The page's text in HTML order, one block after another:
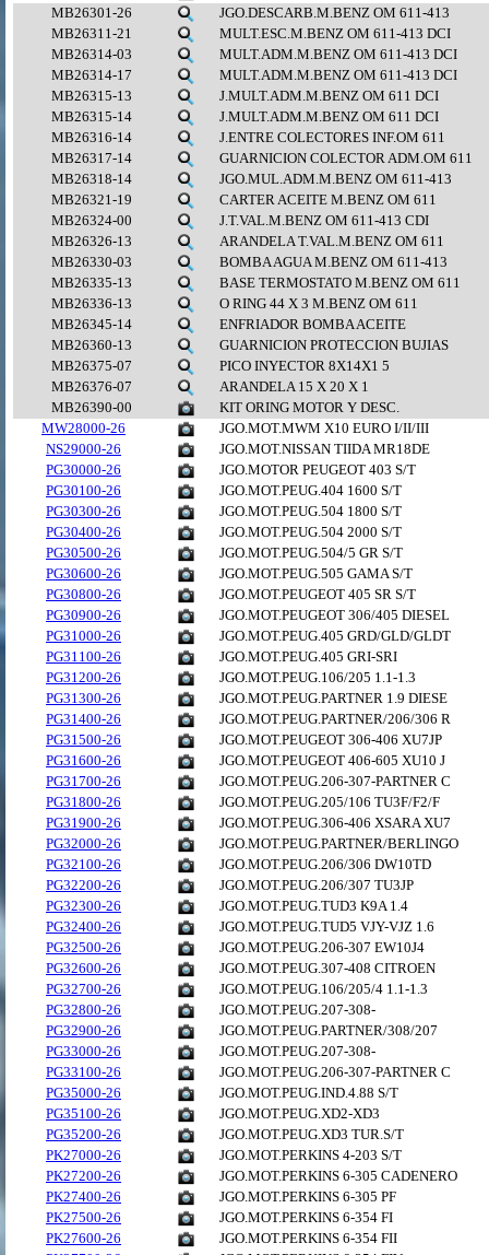
MB26301-26
JGO.DESCARB.M.BENZ OM 611-413
MB26311-21
MULT.ESC.M.BENZ OM 611-413 DCI
MB26314-03
MULT.ADM.M.BENZ OM 611-413 DCI
MB26314-17
MULT.ADM.M.BENZ OM 611-413 DCI
MB26315-13
J.MULT.ADM.M.BENZ OM 611 DCI
MB26315-14
J.MULT.ADM.M.BENZ OM 611 DCI
MB26316-14
J.ENTRE COLECTORES INF.OM 611
MB26317-14
GUARNICION COLECTOR ADM.OM 611
MB26318-14
JGO.MUL.ADM.M.BENZ OM 611-413
MB26321-19
CARTER ACEITE M.BENZ OM 611
MB26324-00
J.T.VAL.M.BENZ OM 611-413 CDI
MB26326-13
ARANDELA T.VAL.M.BENZ OM 611
MB26330-03
BOMBA AGUA M.BENZ OM 611-413
MB26335-13
BASE TERMOSTATO M.BENZ OM 611
MB26336-13
O RING 44 X 3 M.BENZ OM 611
MB26345-14
ENFRIADOR BOMBA ACEITE
MB26360-13
GUARNICION PROTECCION BUJIAS
MB26375-07
PICO INYECTOR 8X14X1 5
MB26376-07
ARANDELA 15 X 20 X 1
MB26390-00
KIT ORING MOTOR Y DESC.
MW28000-26
JGO.MOT.MWM X10 EURO I/II/III
NS29000-26
JGO.MOT.NISSAN TIIDA MR18DE
PG30000-26
JGO.MOTOR PEUGEOT 403 S/T
PG30100-26
JGO.MOT.PEUG.404 1600 S/T
PG30300-26
JGO.MOT.PEUG.504 1800 S/T
PG30400-26
JGO.MOT.PEUG.504 2000 S/T
PG30500-26
JGO.MOT.PEUG.504/5 GR S/T
PG30600-26
JGO.MOT.PEUG.505 GAMA S/T
PG30800-26
JGO.MOT.PEUGEOT 405 SR S/T
PG30900-26
JGO.MOT.PEUGEOT 306/405 DIESEL
PG31000-26
JGO.MOT.PEUG.405 GRD/GLD/GLDT
PG31100-26
JGO.MOT.PEUG.405 GRI-SRI
PG31200-26
JGO.MOT.PEUG.106/205 1.1-1.3
PG31300-26
JGO.MOT.PEUG.PARTNER 1.9 DIESE
PG31400-26
JGO.MOT.PEUG.PARTNER/206/306 R
PG31500-26
JGO.MOT.PEUGEOT 306-406 XU7JP
PG31600-26
JGO.MOT.PEUGEOT 406-605 XU10 J
PG31700-26
JGO.MOT.PEUG.206-307-PARTNER C
PG31800-26
JGO.MOT.PEUG.205/106 TU3F/F2/F
PG31900-26
JGO.MOT.PEUG.306-406 XSARA XU7
PG32000-26
JGO.MOT.PEUG.PARTNER/BERLINGO
PG32100-26
JGO.MOT.PEUG.206/306 DW10TD
PG32200-26
JGO.MOT.PEUG.206/307 TU3JP
PG32300-26
JGO.MOT.PEUG.TUD3 K9A 1.4
PG32400-26
JGO.MOT.PEUG.TUD5 VJY-VJZ 1.6
PG32500-26
JGO.MOT.PEUG.206-307 EW10J4
PG32600-26
JGO.MOT.PEUG.307-408 CITROEN
PG32700-26
JGO.MOT.PEUG.106/205/4 1.1-1.3
PG32800-26
JGO.MOT.PEUG.207-308-
PG32900-26
JGO.MOT.PEUG.PARTNER/308/207
PG33000-26
JGO.MOT.PEUG.207-308-
PG33100-26
JGO.MOT.PEUG.206-307-PARTNER C
PG35000-26
JGO.MOT.PEUG.IND.4.88 S/T
PG35100-26
JGO.MOT.PEUG.XD2-XD3
PG35200-26
JGO.MOT.PEUG.XD3 TUR.S/T
PK27000-26
JGO.MOT.PERKINS 4-203 S/T
PK27200-26
JGO.MOT.PERKINS 6-305 CADENERO
PK27400-26
JGO.MOT.PERKINS 6-305 PF
PK27500-26
JGO.MOT.PERKINS 6-354 FI
PK27600-26
JGO.MOT.PERKINS 6-354 FII